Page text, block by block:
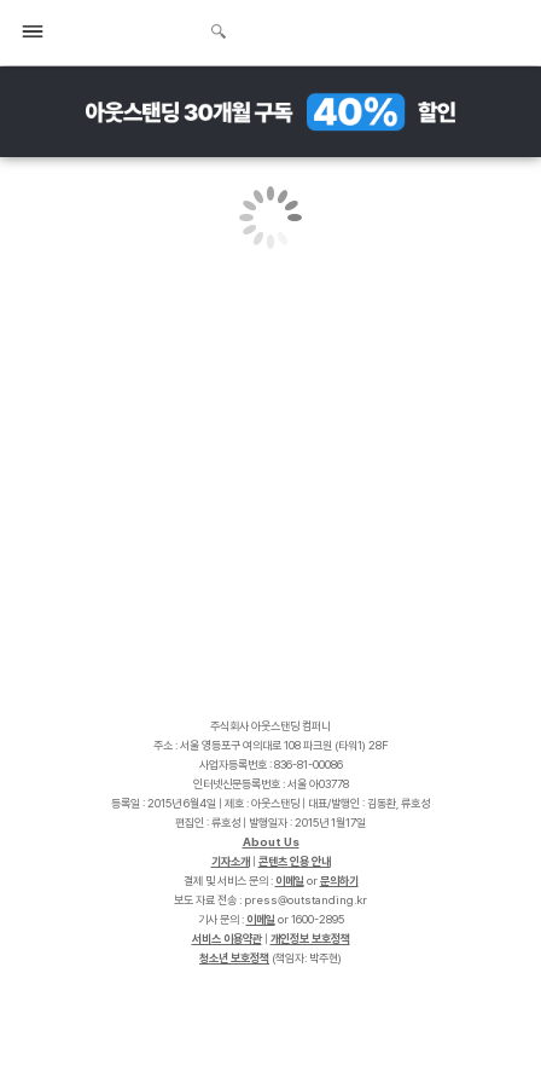
주식회사 아웃스탠딩 컴퍼니
주소 : 서울 영등포구 여의대로 108 파크원 (타워1) 28F
사업자등록번호 : 836-81-00086
인터넷신문등록번호 : 서울 아03778
등록일 : 2015년 6월4일 | 제호 : 아웃스탠딩 | 대표/발행인 : 김동환, 류호성
편집인 : 류호성 | 발행일자 : 2015년 1월17일
About Us
기자소개
콘텐츠 인용 안내
결제 및 서비스 문의 : 이메일 or문의하기
보도 자료 전송 :
r
k
.
g
n
i
d
n
a
t
s
t
u
o
@
s
s
e
r
p
기사 문의 : 이메일 or 1600-2895
서비스 이용약관| 개인정보 보호정책
청소년 보호정책 (책임자: 박주현)